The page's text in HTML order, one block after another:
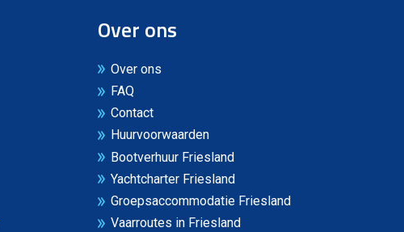
Over ons
Over ons
FAQ
Contact
Huurvoorwaarden
Bootverhuur Friesland
Yachtcharter Friesland
Groepsaccommodatie Friesland
Vaarroutes in Friesland